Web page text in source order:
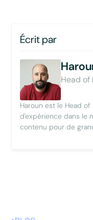
Écrit par
Head of
Haroun est le Head
d'expérience dans le
contenu pour de